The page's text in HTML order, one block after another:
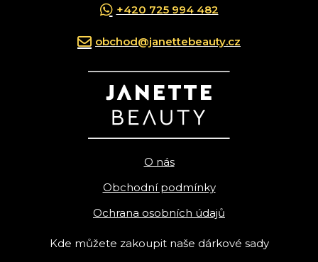
+420 725 994 482
obchod@janettebeauty.cz
O nás
Obchodní podmínky
Ochrana osobních údajů
Kde můžete zakoupit naše dárkové sady